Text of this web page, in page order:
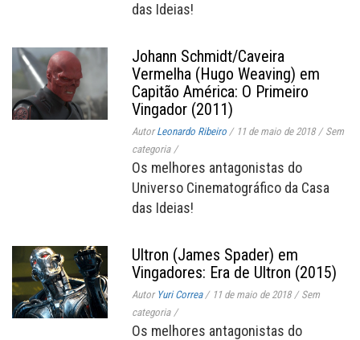
das Ideias!
Johann Schmidt/Caveira
Vermelha (Hugo Weaving) em
Capitão América: O Primeiro
Vingador (2011)
AutorLeonardo Ribeiro / 11 de maio de 2018 / Sem
categoria /
Os melhores antagonistas do
Universo Cinematográfico da Casa
das Ideias!
Ultron (James Spader) em
Vingadores: Era de Ultron (2015)
Autor Yuri Correa / 11 de maio de 2018 / Sem
categoria /
Os melhores antagonistas do